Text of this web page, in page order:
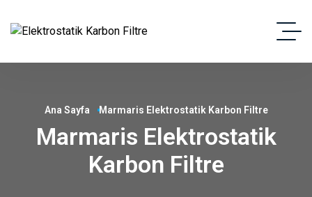
Ana Sayfa Marmaris Elektrostatik Karbon Filtre
Marmaris Elektrostatik
Karbon Filtre